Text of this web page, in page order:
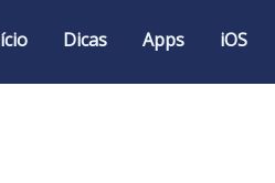
Dicas Apps iOS